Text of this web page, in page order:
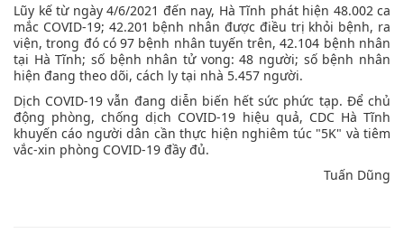
Lũy kế từ ngày 4/6/2021 đến nay, Hà Tĩnh phát hiện 48.002 ca
mắc COVID-19; 42.201 bệnh nhân được điều trị khỏi bệnh, ra
viện, trong đó có 97 bệnh nhân tuyến trên, 42.104 bệnh nhân
tại Hà Tĩnh; số bệnh nhân tử vong: 48 người; số bệnh nhân
hiện đang theo dõi, cách ly tại nhà 5.457 người.
Dịch COVID-19 vẫn đang diễn biến hết sức phức tạp. Để chủ
động phòng, chống dịch COVID-19 hiệu quả, CDC Hà Tĩnh
khuyến cáo người dân cần thực hiện nghiêm túc "5K" và tiêm
vắc-xin phòng COVID-19 đầy đủ.
Tuấn Dũng